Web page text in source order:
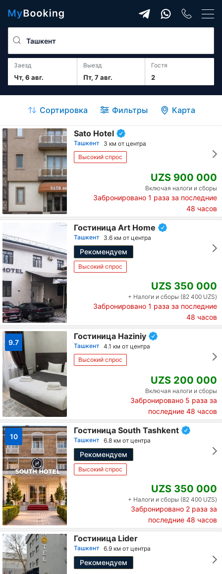
Заезд
Чт, 6 авг.
Выезд
Пт, 7 авг. 2
гостя
Сортировка Фильтры Карта
Sato Hotel
Ташкент
3 км от центра
Высокий спрос
UZS 900 000
Включая налоги и сборы
Забронировано 1 раза за последние
48 часов
Гостиница Art Home
Ташкент 3.6 км от центра
Рекомендуем
Высокий спрос
UZS 350 000
+ Налоги и сборы (82 400 UZS)
Забронировано 1 раза за последние
48 часов
9.7
Гостиница Haziniy
Ташкент 4.1 км от центра
Высокий спрос
UZS 200 000
Включая налоги и сборы
Забронировано 5 раза за
последние 48 часов
10
Гостиница South Tashkent
Ташкент 6.8 км от центра
Рекомендуем
Высокий спрос
UZS 350 000
+ Налоги и сборы (82 400 UZS)
Забронировано 2 раза за
последние 48 часов
Гостиница Lider
Ташкент 6.9 км от центра
Рекомендуем